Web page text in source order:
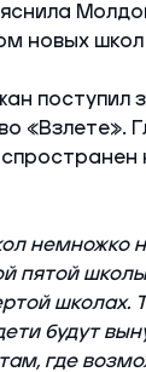
новых
поступил
«Взлете».
немножко
пятой
школах.
будут
где